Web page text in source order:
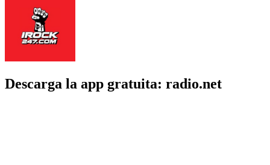
Descarga la app gratuita: radio.net